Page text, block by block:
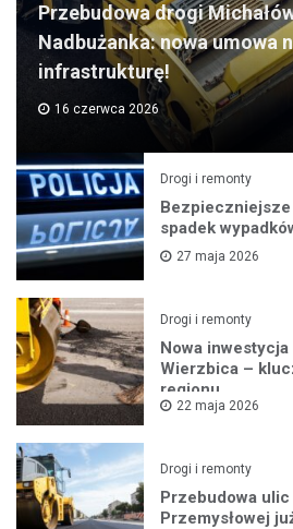
Przebudowa drogi
Nadbużanka: nowa umowa
infrastrukturę!
16 czerwca 2026
Drogi i remonty
spadek
27 maja 2026
Drogi i remonty
Nowa
Wierzbica –
regionu
22 maja 2026
Drogi i remonty
Przebudowa
Przemysłowej